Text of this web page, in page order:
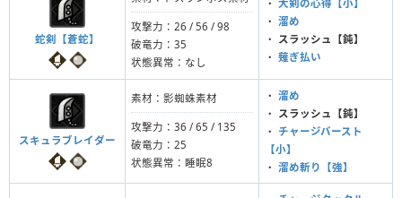
蛇剣【蒼蛇】
攻撃力：26 / 56 / 98
破竜力：35
状態異常：なし
・ 大剣の心得【小】
・ 溜め
・
スラッシュ【鈍】
・ 薙ぎ払い
スキュラブレイダー
素材：影蜘蛛素材
攻撃力：36 / 65 / 135
破竜力：25
状態異常：睡眠8
・ 溜め
・
スラッシュ【鈍】
・ チャージバースト
【小】
・ 溜め斬り【強】